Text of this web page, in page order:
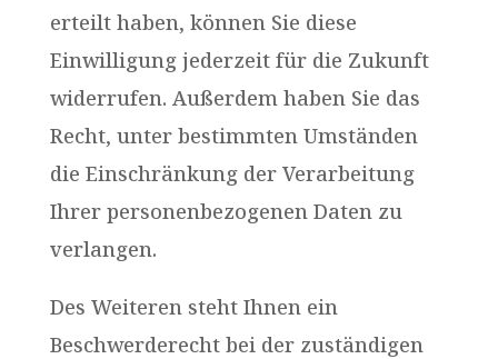
erteilt haben, können Sie diese
Einwilligung jederzeit für die Zukunft
widerrufen. Außerdem haben Sie das
Recht, unter bestimmten Umständen
die Einschränkung der Verarbeitung
Ihrer personenbezogenen Daten zu
verlangen.
Des Weiteren steht Ihnen ein
Beschwerderecht bei der zuständigen